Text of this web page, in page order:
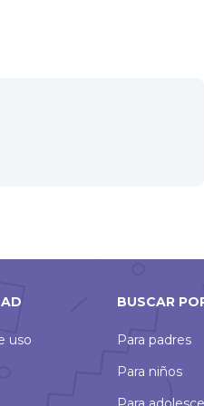
uso
BUSCAR
Para padres
Para niños